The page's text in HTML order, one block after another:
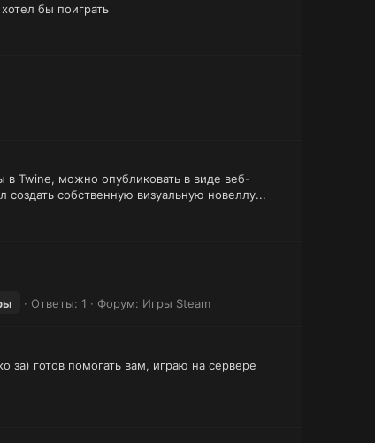
бы поиграть
Twine, можно опубликовать в виде веб-
собственную визуальную новеллу...
Ответы: 1 Форум: Игры Steam
за) готов помогать вам, играю на сервере